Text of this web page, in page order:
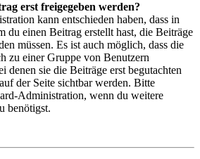
erst freigegeben werden?
kann entschieden haben, dass in
du einen Beitrag erstellt hast, die Beiträge
müssen. Es ist auch möglich, dass die
zu einer Gruppe von Benutzern
denen sie die Beiträge erst begutachten
der Seite sichtbar werden. Bitte
Administration, wenn du weitere
benötigst.